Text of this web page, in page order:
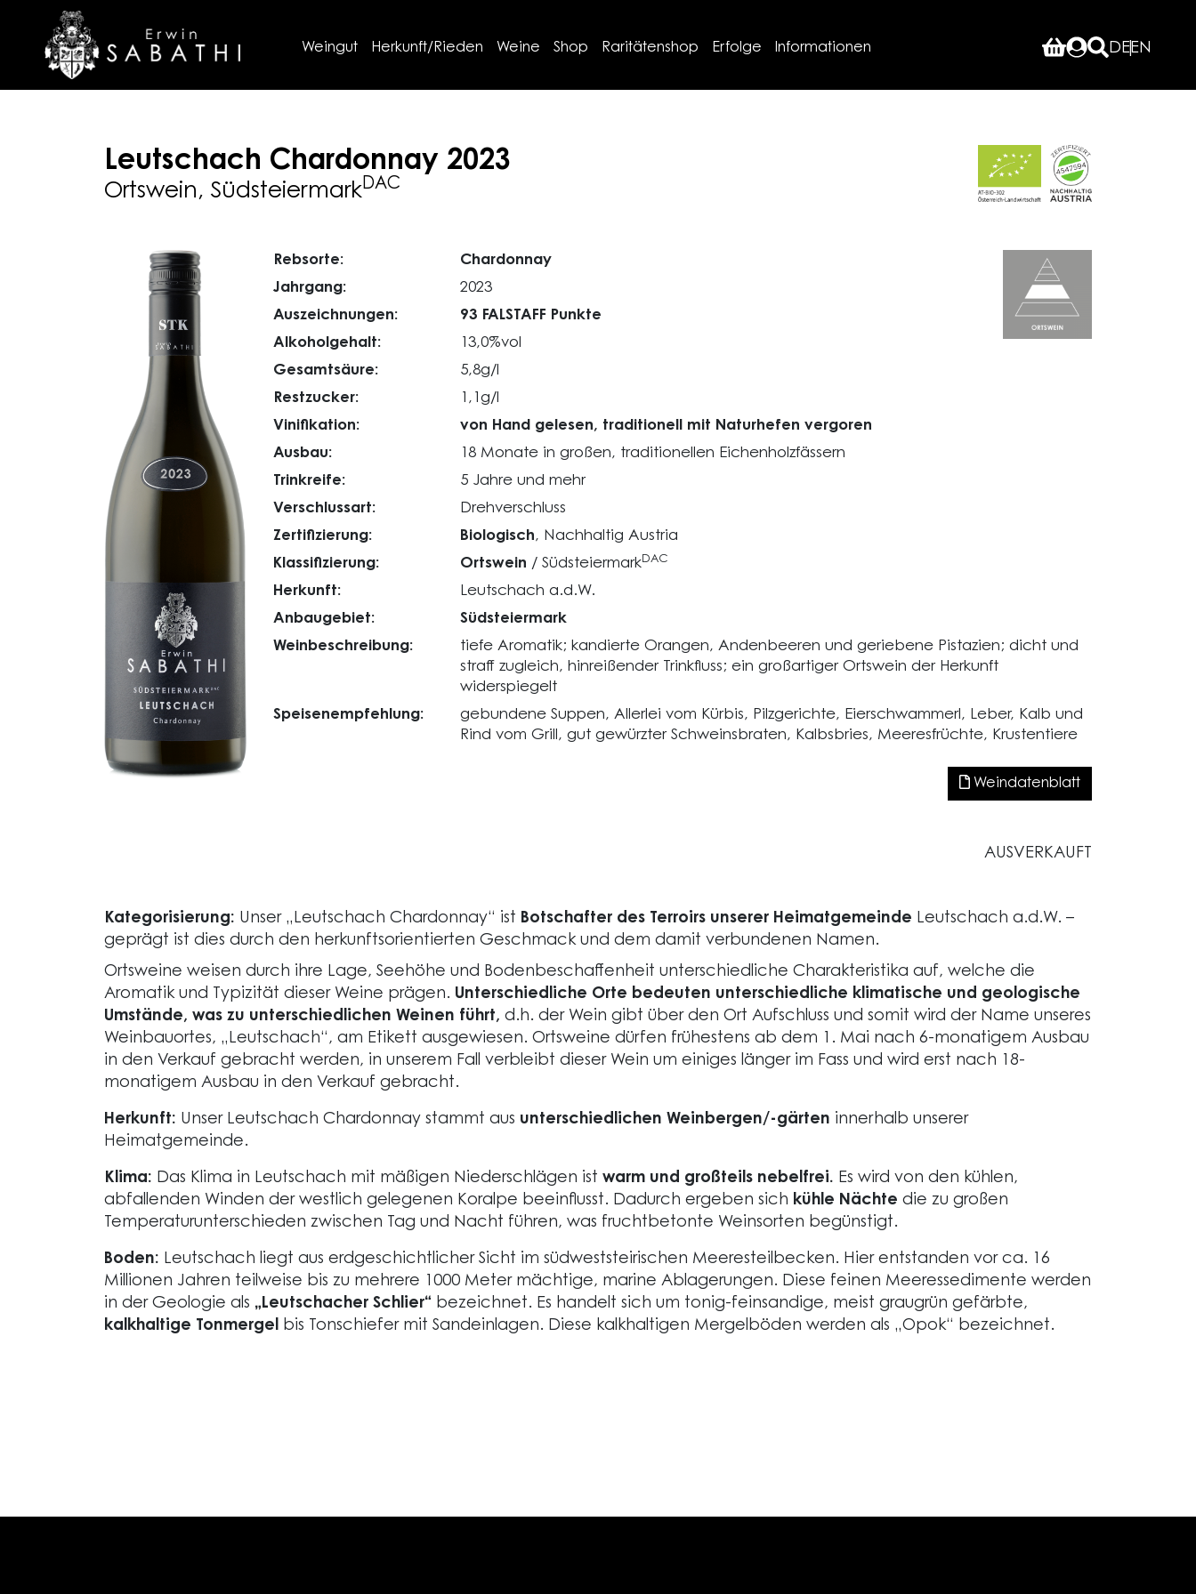
Weingut Herkunft/Rieden Weine Shop Raritätenshop Erfolge Informationen DEEN
Leutschach Chardonnay 2023
Ortswein, SüdsteiermarkDAC
Rebsorte:
Chardonnay
Jahrgang:
2023
Auszeichnungen:
93 FALSTAFF Punkte
Alkoholgehalt:
13,0%vol
Gesamtsäure:
5,8g/l
Restzucker:
1,1g/l
Vinifikation:
von Hand gelesen, traditionell mit Naturhefen vergoren
Ausbau:
18 Monate in großen, traditionellen Eichenholzfässern
Trinkreife:
5 Jahre und mehr
Verschlussart:
Drehverschluss
Zertifizierung:
Biologisch, Nachhaltig Austria
Klassifizierung:
Ortswein / SüdsteiermarkDAC
Herkunft:
Leutschach a.d.W.
Anbaugebiet:
Südsteiermark
Weinbeschreibung:
tiefe Aromatik; kandierte Orangen, Andenbeeren und geriebene Pistazien; dicht und
straff zugleich, hinreißender Trinkfluss; ein großartiger Ortswein der Herkunft
widerspiegelt
Speisenempfehlung:
gebundene Suppen, Allerlei vom Kürbis, Pilzgerichte, Eierschwammerl, Leber, Kalb und
Rind vom Grill, gut gewürzter Schweinsbraten, Kalbsbries, Meeresfrüchte, Krustentiere
Weindatenblatt
AUSVERKAUFT
Kategorisierung: Unser „Leutschach Chardonnay“ ist Botschafter des Terroirs unserer Heimatgemeinde Leutschach a.d.W. –
geprägt ist dies durch den herkunftsorientierten Geschmack und dem damit verbundenen Namen.
Ortsweine weisen durch ihre Lage, Seehöhe und Bodenbeschaffenheit unterschiedliche Charakteristika auf, welche die
Aromatik und Typizität dieser Weine prägen. Unterschiedliche Orte bedeuten unterschiedliche klimatische und geologische
Umstände, was zu unterschiedlichen Weinen führt, d.h. der Wein gibt über den Ort Aufschluss und somit wird der Name unseres
Weinbauortes, „Leutschach“, am Etikett ausgewiesen. Ortsweine dürfen frühestens ab dem 1. Mai nach 6-monatigem Ausbau
in den Verkauf gebracht werden, in unserem Fall verbleibt dieser Wein um einiges länger im Fass und wird erst nach 18-
monatigem Ausbau in den Verkauf gebracht.
Herkunft: Unser Leutschach Chardonnay stammt aus unterschiedlichen Weinbergen/-gärten innerhalb unserer
Heimatgemeinde.
Klima: Das Klima in Leutschach mit mäßigen Niederschlägen ist warm und großteils nebelfrei. Es wird von den kühlen,
abfallenden Winden der westlich gelegenen Koralpe beeinflusst. Dadurch ergeben sich kühle Nächte die zu großen
Temperaturunterschieden zwischen Tag und Nacht führen, was fruchtbetonte Weinsorten begünstigt.
Boden: Leutschach liegt aus erdgeschichtlicher Sicht im südweststeirischen Meeresteilbecken. Hier entstanden vor ca. 16
Millionen Jahren teilweise bis zu mehrere 1000 Meter mächtige, marine Ablagerungen. Diese feinen Meeressedimente werden
in der Geologie als „Leutschacher Schlier“ bezeichnet. Es handelt sich um tonig-feinsandige, meist graugrün gefärbte,
kalkhaltige Tonmergel bis Tonschiefer mit Sandeinlagen. Diese kalkhaltigen Mergelböden werden als „Opok“ bezeichnet.